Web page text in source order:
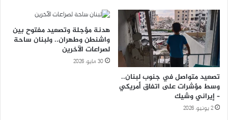
تصعيد متواصل في جنوب لبنان..
وسط مؤشرات على اتفاق أمريكي
– إيراني وشيك
2 يونيو، 2026
هدنة مؤجلة وتصعيد مفتوح بين
واشنطن وطهران.. ولبنان ساحة
لصراعات الآخرين
30 مايو، 2026